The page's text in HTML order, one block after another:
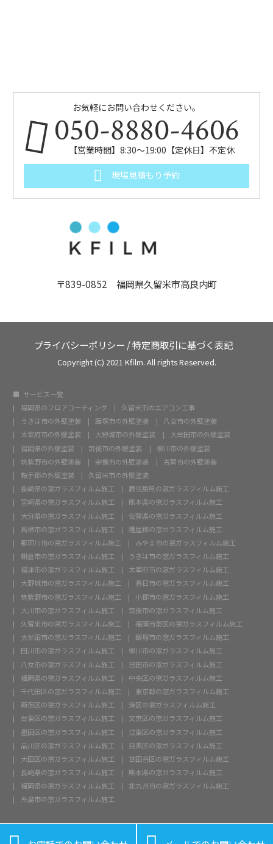
お気軽にお問い合わせください。
050-8880-4606
【営業時間】8:30～19:00【定休日】不定休
現場見積もり予約
〒839-0852 福岡県久留米市高良内町
プライバシーポリシー /特定商取引に基づく表記
Copyright (C) 2021 Kfilm. All rights Reserved.
サービス一覧
福岡県のフロアコーティング
久留米市のエアコン工事
うきは市の外壁塗装
飯塚市の外壁塗装
八女市の外壁塗装
太宰府市の外壁塗装
大野城市の外壁塗装
大牟田市の外壁塗装
福岡県の外壁塗装
筑後市の外壁塗装
柳川市の外壁塗装
筑紫野市の外壁塗装
宗像市の外壁塗装
古賀市の外壁塗装
鞍手郡の外壁塗装
久留米市の外壁塗装
長崎県の窓ガラスフィルム施工
鹿児島県の窓ガラスフィルム施工
宮崎県の窓ガラスフィルム施工
熊本県の窓ガラスフィルム施工
大分県の窓ガラスフィルム施工
佐賀県の窓ガラスフィルム施工
鳥栖市の窓ガラスフィルム施工
糟屋郡の窓ガラスフィルム施工
那珂川市の窓ガラスフィルム施工
みやま市の窓ガラスフィルム施工
朝倉市の窓ガラスフィルム施工
うきは市の窓ガラスフィルム施工
福津市の窓ガラスフィルム施工
太宰府市の窓ガラスフィルム施工
大野城市の窓ガラスフィルム施工
春日市の窓ガラスフィルム施工
筑紫野市の窓ガラスフィルム施工
小郡市の窓ガラスフィルム施工
大川市の窓ガラスフィルム施工
筑後市の窓ガラスフィルム施工
久留米市の窓ガラスフィルム施工
福岡市東区の窓ガラスフィルム施工
大牟田市の窓ガラスフィルム施工
飯塚市の窓ガラスフィルム施工
田川市の窓ガラスフィルム施工
柳川市の窓ガラスフィルム施工
八女市の窓ガラスフィルム施工
日田市の窓ガラスフィルム施工
福岡県の窓ガラスフィルム施工
中央区の窓ガラスフィルム施工
千代田区の窓ガラスフィルム施工
東京都の窓ガラスフィルム施工
新宿区の窓ガラスフィルム施工
港区の窓ガラスフィルム施工
台東区の窓ガラスフィルム施工
文京区の窓ガラスフィルム施工
墨田区の窓ガラスフィルム施工
江東区の窓ガラスフィルム施工
品川区の窓ガラスフィルム施工
目黒区の窓ガラスフィルム施工
大田区の窓ガラスフィルム施工
世田谷区の窓ガラスフィルム施工
長崎県の窓ガラスフィルム施工
熊本県の窓ガラスフィルム施工
福岡県の窓ガラスフィルム施工
北九州市の窓ガラスフィルム施工
糸島市の窓ガラスフィルム施工